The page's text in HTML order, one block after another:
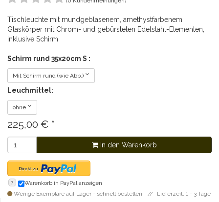
Tischleuchte mit mundgeblasenem, amethystfarbenem
Glaskörper mit Chrom- und gebürsteten Edelstahl-Elementen,
inklusive Schirm
Schirm rund 35x20cm S :
Mit Schirm rund (wie Abb.)
Leuchmittel:
ohne
225,00 € *
In den Warenkorb
? Warenkorb in PayPal anzeigen
Wenige Exemplare auf Lager - schnell bestellen! Lieferzeit: 1 - 3 Tage